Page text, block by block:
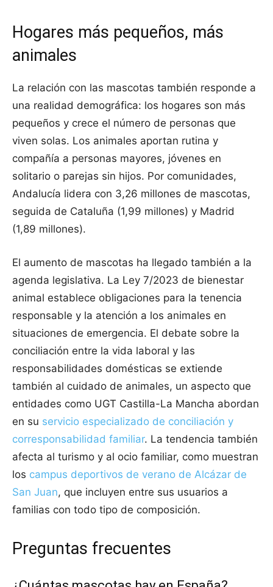
Hogares más pequeños, más
animales
La relación con las mascotas también responde a
una realidad demográfica: los hogares son más
pequeños y crece el número de personas que
viven solas. Los animales aportan rutina y
compañía a personas mayores, jóvenes en
solitario o parejas sin hijos. Por comunidades,
Andalucía lidera con 3,26 millones de mascotas,
seguida de Cataluña (1,99 millones) y Madrid
(1,89 millones).
El aumento de mascotas ha llegado también a la
agenda legislativa. La Ley 7/2023 de bienestar
animal establece obligaciones para la tenencia
responsable y la atención a los animales en
situaciones de emergencia. El debate sobre la
conciliación entre la vida laboral y las
responsabilidades domésticas se extiende
también al cuidado de animales, un aspecto que
entidades como UGT Castilla-La Mancha abordan
en su servicio especializado de conciliación y
corresponsabilidad familiar. La tendencia también
afecta al turismo y al ocio familiar, como muestran
los campus deportivos de verano de Alcázar de
San Juan, que incluyen entre sus usuarios a
familias con todo tipo de composición.
Preguntas frecuentes